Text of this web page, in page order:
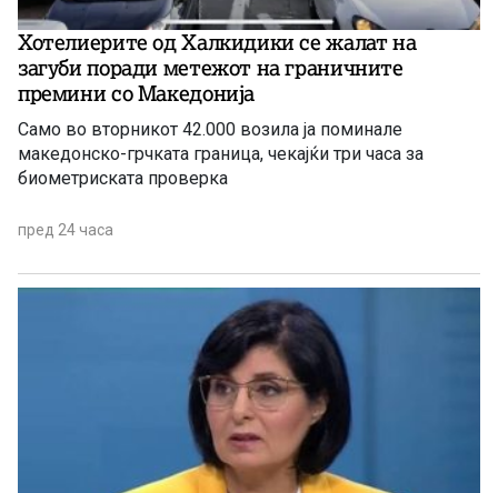
Хотелиерите од Халкидики се жалат на
загуби поради метежот на граничните
премини со Македонија
Само во вторникот 42.000 возила ја поминале
македонско-грчката граница, чекајќи три часа за
биометриската проверка
пред 24 часа